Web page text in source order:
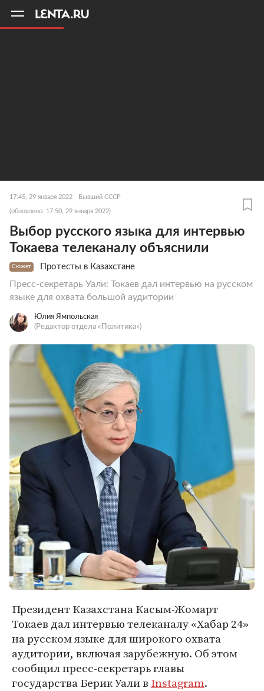
17:45, 29 января 2022 Бывший СССР
(обновлено: 17:50, 29 января 2022)
Выбор русского языка для интервью
Токаева телеканалу объяснили
Сюжет Протесты в Казахстане
Пресс-секретарь Уали: Токаев дал интервью на русском
языке для охвата большой аудитории
Юлия Ямпольская
(Редактор отдела «Политика»)
Президент Казахстана Касым-Жомарт
Токаев дал интервью телеканалу «Хабар 24»
на русском языке для широкого охвата
аудитории, включая зарубежную. Об этом
сообщил пресс-секретарь главы
государства Берик Уали в Instagram.